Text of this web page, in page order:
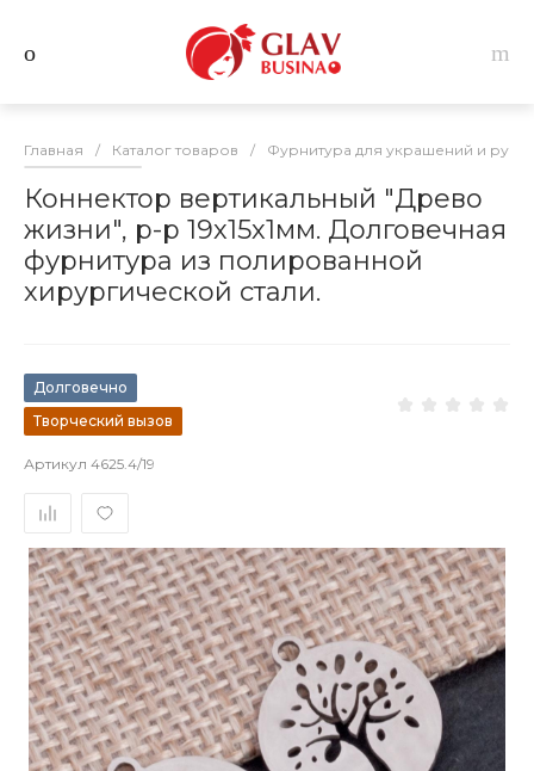
Главная / Каталог товаров / Фурнитура для украшений и
Коннектор вертикальный "Древо
жизни", р-р 19х15х1мм. Долговечная
фурнитура из полированной
хирургической стали.
Долговечно
Творческий вызов
Артикул 4625.4/19